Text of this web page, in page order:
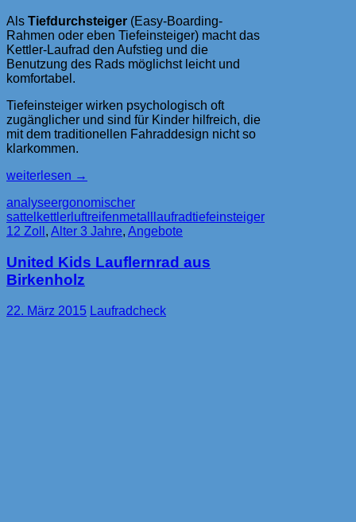
Als Tiefdurchsteiger (Easy-Boarding-
Rahmen oder eben Tiefeinsteiger) macht das
Kettler-Laufrad den Aufstieg und die
Benutzung des Rads möglichst leicht und
komfortabel.
Tiefeinsteiger wirken psychologisch oft
zugänglicher und sind für Kinder hilfreich, die
mit dem traditionellen Fahraddesign nicht so
klarkommen.
Kettler
Spirit
Air
Rocket
weiterlesen →
analyseergonomischer
sattel kettler luftreifenmetalllaufradtiefeinsteiger
12 Zoll , Alter 3 Jahre, Angebote
United Kids Lauflernrad aus
Birkenholz
22. März 2015 Laufradcheck